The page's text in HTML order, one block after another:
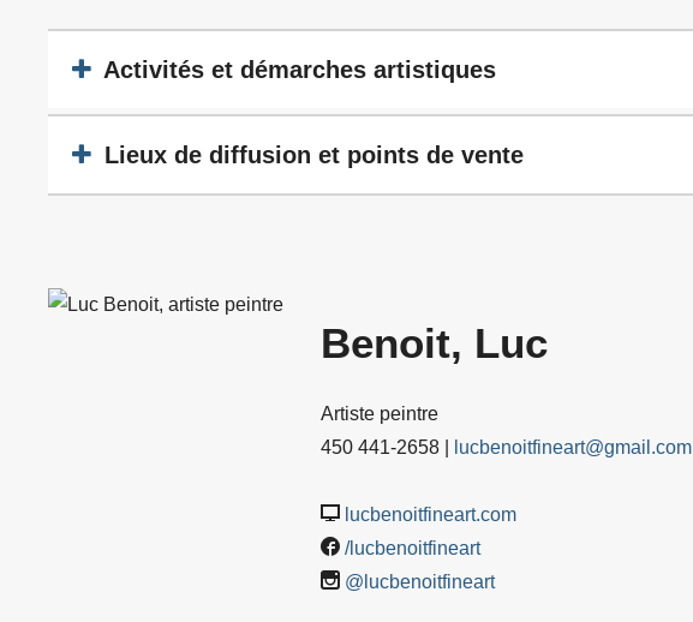
Activités et démarches artistiques
Lieux de diffusion et points de vente
Benoit, Luc
Artiste peintre
450 441-2658 |
lucbenoitfineart@gmail.com
lucbenoitfineart.com
/lucbenoitfineart
@lucbenoitfineart